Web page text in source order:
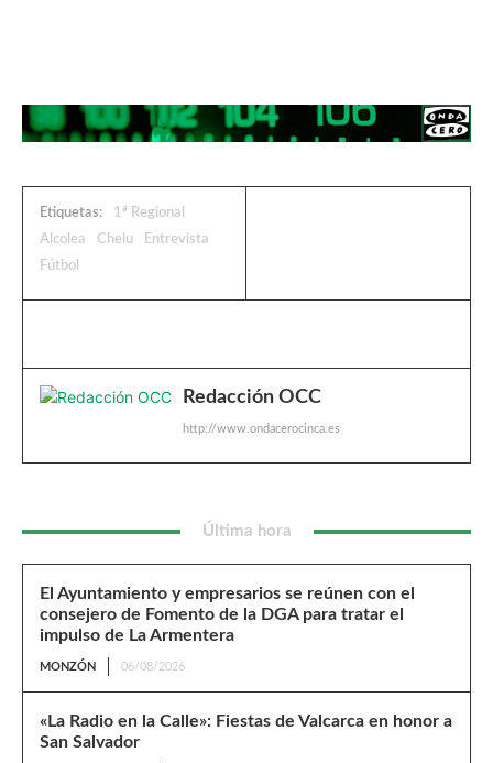
Etiquetas:
1ª Regional
Alcolea
Chelu
Entrevista
Fútbol
Redacción OCC
http://www.ondacerocinca.es
Última hora
El Ayuntamiento y empresarios se reúnen con el
consejero de Fomento de la DGA para tratar el
impulso de La Armentera
MONZÓN 06/08/2026
«La Radio en la Calle»: Fiestas de Valcarca en honor a
San Salvador